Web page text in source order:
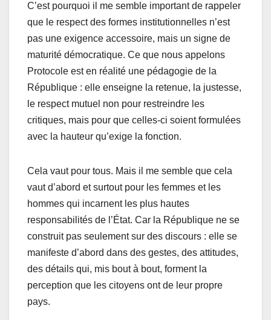
C’est pourquoi il me semble important de rappeler
que le respect des formes institutionnelles n’est
pas une exigence accessoire, mais un signe de
maturité démocratique. Ce que nous appelons
Protocole est en réalité une pédagogie de la
République : elle enseigne la retenue, la justesse,
le respect mutuel non pour restreindre les
critiques, mais pour que celles-ci soient formulées
avec la hauteur qu’exige la fonction.
Cela vaut pour tous. Mais il me semble que cela
vaut d’abord et surtout pour les femmes et les
hommes qui incarnent les plus hautes
responsabilités de l’État. Car la République ne se
construit pas seulement sur des discours : elle se
manifeste d’abord dans des gestes, des attitudes,
des détails qui, mis bout à bout, forment la
perception que les citoyens ont de leur propre
pays.